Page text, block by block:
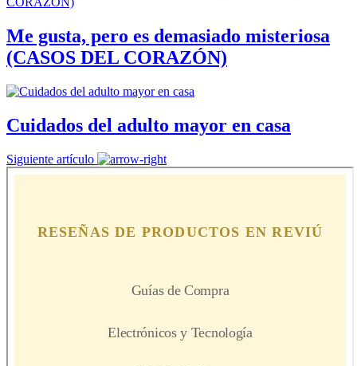
Me gusta, pero es demasiado misteriosa
(CASOS DEL CORAZÓN)
Cuidados del adulto mayor en casa
Siguiente artículo